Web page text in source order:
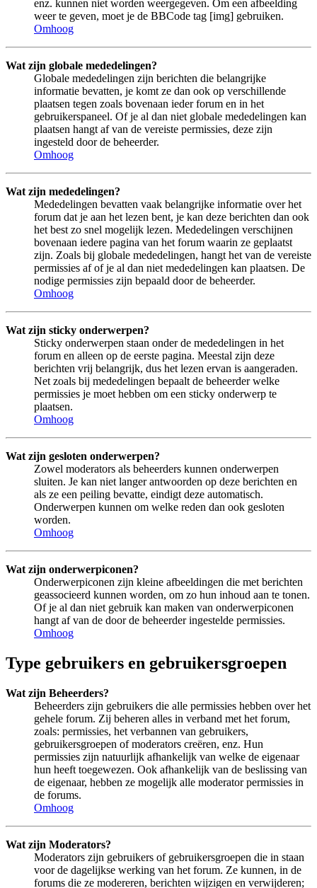
enz. kunnen niet worden weergegeven. Om een afbeelding
weer te geven, moet je de BBCode tag [img] gebruiken.
Omhoog
Wat zijn globale mededelingen?
Globale mededelingen zijn berichten die belangrijke
informatie bevatten, je komt ze dan ook op verschillende
plaatsen tegen zoals bovenaan ieder forum en in het
gebruikerspaneel. Of je al dan niet globale mededelingen kan
plaatsen hangt af van de vereiste permissies, deze zijn
ingesteld door de beheerder.
Omhoog
Wat zijn mededelingen?
Mededelingen bevatten vaak belangrijke informatie over het
forum dat je aan het lezen bent, je kan deze berichten dan ook
het best zo snel mogelijk lezen. Mededelingen verschijnen
bovenaan iedere pagina van het forum waarin ze geplaatst
zijn. Zoals bij globale mededelingen, hangt het van de vereiste
permissies af of je al dan niet mededelingen kan plaatsen. De
nodige permissies zijn bepaald door de beheerder.
Omhoog
Wat zijn sticky onderwerpen?
Sticky onderwerpen staan onder de mededelingen in het
forum en alleen op de eerste pagina. Meestal zijn deze
berichten vrij belangrijk, dus het lezen ervan is aangeraden.
Net zoals bij mededelingen bepaalt de beheerder welke
permissies je moet hebben om een sticky onderwerp te
plaatsen.
Omhoog
Wat zijn gesloten onderwerpen?
Zowel moderators als beheerders kunnen onderwerpen
sluiten. Je kan niet langer antwoorden op deze berichten en
als ze een peiling bevatte, eindigt deze automatisch.
Onderwerpen kunnen om welke reden dan ook gesloten
worden.
Omhoog
Wat zijn onderwerpiconen?
Onderwerpiconen zijn kleine afbeeldingen die met berichten
geassocieerd kunnen worden, om zo hun inhoud aan te tonen.
Of je al dan niet gebruik kan maken van onderwerpiconen
hangt af van de door de beheerder ingestelde permissies.
Omhoog
Type gebruikers en gebruikersgroepen
Wat zijn Beheerders?
Beheerders zijn gebruikers die alle permissies hebben over het
gehele forum. Zij beheren alles in verband met het forum,
zoals: permissies, het verbannen van gebruikers,
gebruikersgroepen of moderators creëren, enz. Hun
permissies zijn natuurlijk afhankelijk van welke de eigenaar
hun heeft toegewezen. Ook afhankelijk van de beslissing van
de eigenaar, hebben ze mogelijk alle moderator permissies in
de forums.
Omhoog
Wat zijn Moderators?
Moderators zijn gebruikers of gebruikersgroepen die in staan
voor de dagelijkse werking van het forum. Ze kunnen, in de
forums die ze modereren, berichten wijzigen en verwijderen;